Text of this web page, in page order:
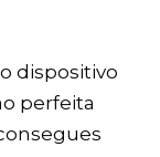
dispositivo
perfeita